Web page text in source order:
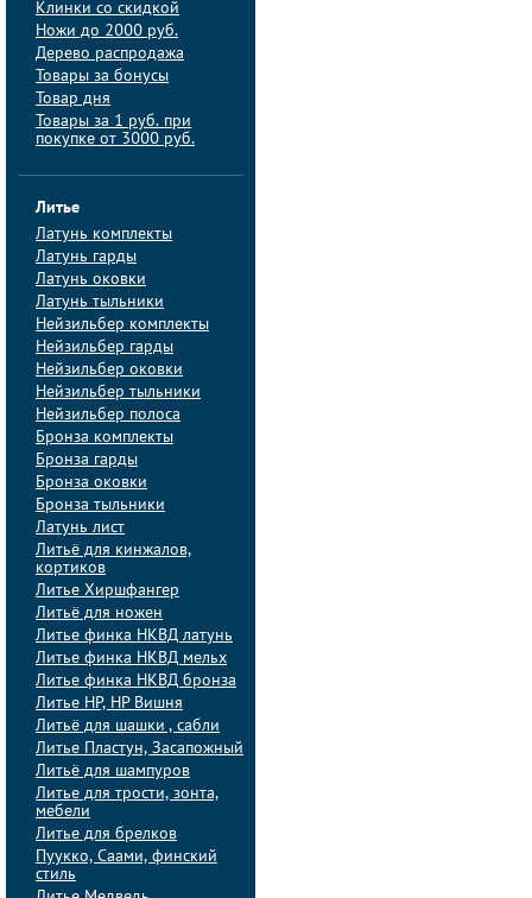
Клинки со скидкой
Ножи до 2000 руб.
Дерево распродажа
Товары за бонусы
Товар дня
Товары за 1 руб. при
покупке от 3000 руб.
Литье
Латунь комплекты
Латунь гарды
Латунь оковки
Латунь тыльники
Нейзильбер комплекты
Нейзильбер гарды
Нейзильбер оковки
Нейзильбер тыльники
Нейзильбер полоса
Бронза комплекты
Бронза гарды
Бронза оковки
Бронза тыльники
Латунь лист
Литьё для кинжалов,
кортиков
Литье Хиршфангер
Литьё для ножен
Литье финка НКВД латунь
Литье финка НКВД мельх
Литье финка НКВД бронза
Литье НР, НР Вишня
Литьё для шашки , сабли
Литье Пластун, Засапожный
Литьё для шампуров
Литье для трости, зонта,
мебели
Литье для брелков
Пуукко, Саами, финский
стиль